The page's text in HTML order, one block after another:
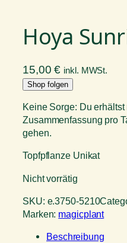
Hoya
15,00€ inkl. MWSt.
Shop folgen
Keine Sorge: Du
Zusammenfassung pro
gehen.
Topfpflanze Unikat
Nicht vorrätig
SKU: e.3750-5210
Marken: magicplant
Beschreibung